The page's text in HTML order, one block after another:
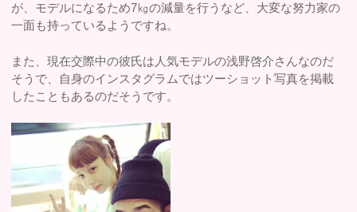
が、モデルになるため7㎏の減量を行うなど、大変な努力家の
一面も持っているようですね。
また、現在交際中の彼氏は人気モデルの浅野啓介さんなのだ
そうで、自身のインスタグラムではツーショット写真を掲載
したこともあるのだそうです。